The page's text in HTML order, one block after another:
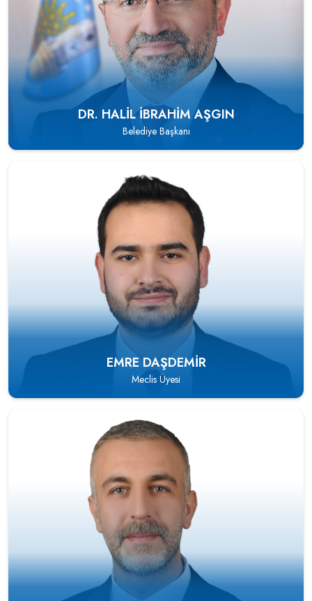
DR. HALIL İBRAHIM AŞGIN
Belediye Başkanı
EMRE DAŞDEMIR
Meclis Üyesi